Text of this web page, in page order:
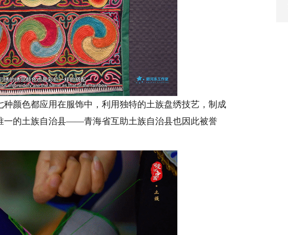
色都应用在服饰中，利用独特的土族盘绣技艺，制成
一的土族自治县——青海省互助土族自治县也因此被誉